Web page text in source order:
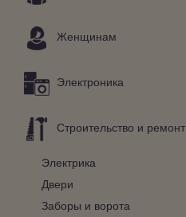
Женщинам
Электроника
Строительство и ремонт
Электрика
Двери
Заборы и ворота